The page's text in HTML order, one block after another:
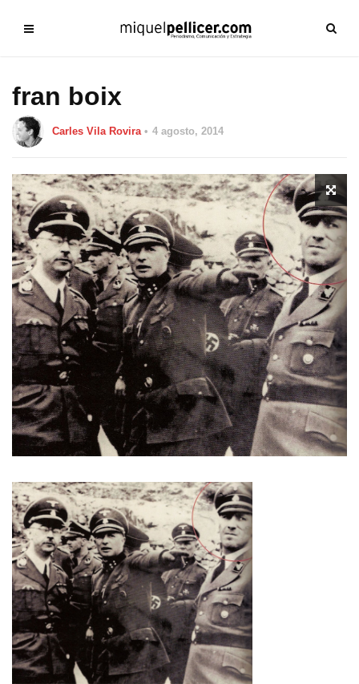
fran boix
Carles Vila Rovira 4 agosto, 2014